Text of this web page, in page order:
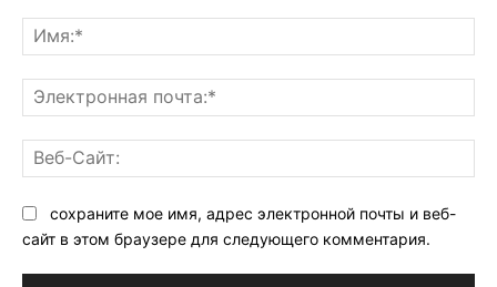
сохраните мое имя, адрес электронной почты и веб-
сайт в этом браузере для следующего комментария.